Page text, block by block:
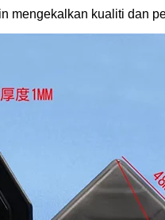
mengekalkan kualiti dan